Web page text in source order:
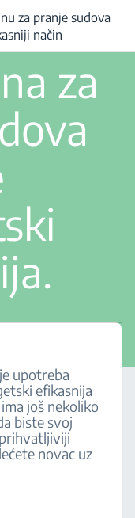
koristite na
da
za
za pranje sudova
način
upotreba
efikasnija
još nekoliko
biste svoj
novac uz